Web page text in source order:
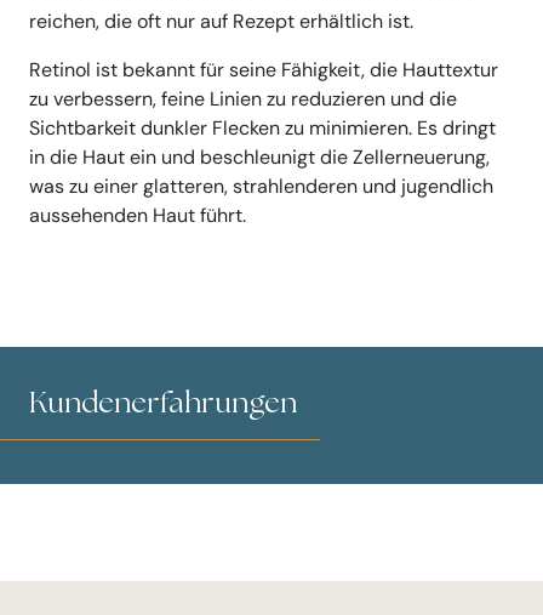
reichen, die oft nur auf Rezept erhältlich ist.
Retinol ist bekannt für seine Fähigkeit, die Hauttextur
zu verbessern, feine Linien zu reduzieren und die
Sichtbarkeit dunkler Flecken zu minimieren. Es dringt
in die Haut ein und beschleunigt die Zellerneuerung,
was zu einer glatteren, strahlenderen und jugendlich
aussehenden Haut führt.
Kundenerfahrungen